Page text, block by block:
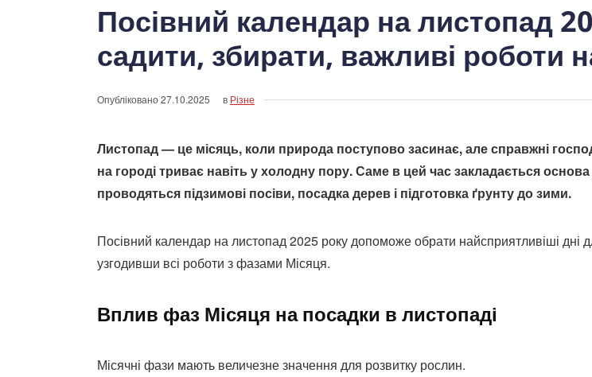
Посівний календар на листопад
садити, збирати, важливі роботи
Опубліковано27.10.2025 в Різне
Листопад — це місяць, коли природа поступово засинає, але справжні
на городі триває навіть у холодну пору. Саме в цей час закладається
проводяться підзимові посіви, посадка дерев і підготовка ґрунту до зими.
Посівний календар на листопад 2025 року допоможе обрати найсприятливіші дні
узгодивши всі роботи з фазами Місяця.
Вплив фаз Місяця на посадки в листопаді
Місячні фази мають величезне значення для розвитку рослин.